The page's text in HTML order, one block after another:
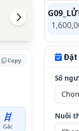
content_copyCopy
tools_ladder
Gác
Đặt
Số
Nuôi